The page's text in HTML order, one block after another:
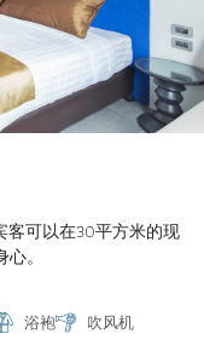
客可以在30平方米的现
。
浴袍 吹风机